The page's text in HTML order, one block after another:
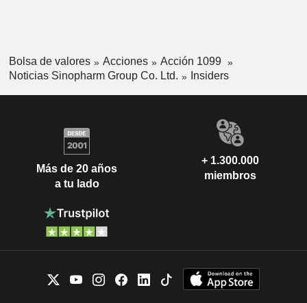
Bolsa de valores Acciones
Acción 1099
Noticias Sinopharm Group Co. Ltd.
Insiders
Más de 20 años
a tu lado
+ 1.300.000
miembros